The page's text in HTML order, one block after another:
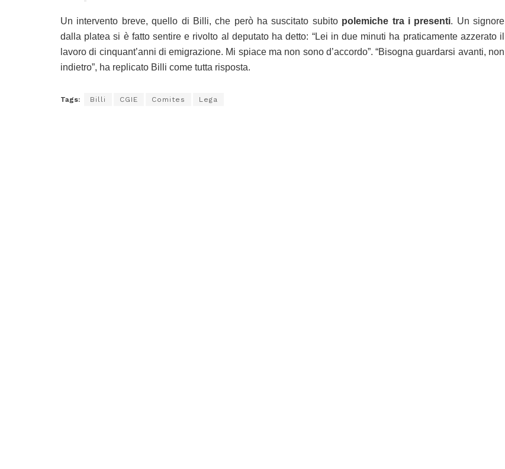
Un intervento breve, quello di Billi, che però ha suscitato subito polemiche tra i presenti. Un signore
dalla platea si è fatto sentire e rivolto al deputato ha detto: “Lei in due minuti ha praticamente azzerato il
lavoro di cinquant’anni di emigrazione. Mi spiace ma non sono d’accordo”. “Bisogna guardarsi avanti, non
indietro”, ha replicato Billi come tutta risposta.
Tags: Billi CGIE Comites Lega